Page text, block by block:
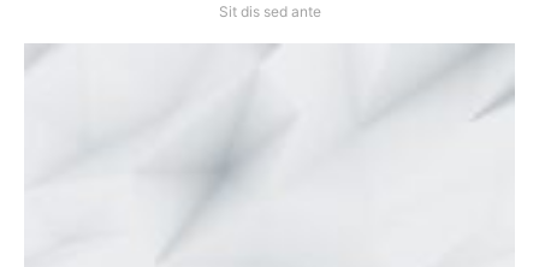
Sit dis sed ante